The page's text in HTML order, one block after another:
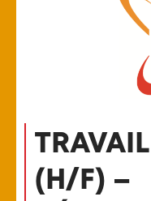
(H/F) –